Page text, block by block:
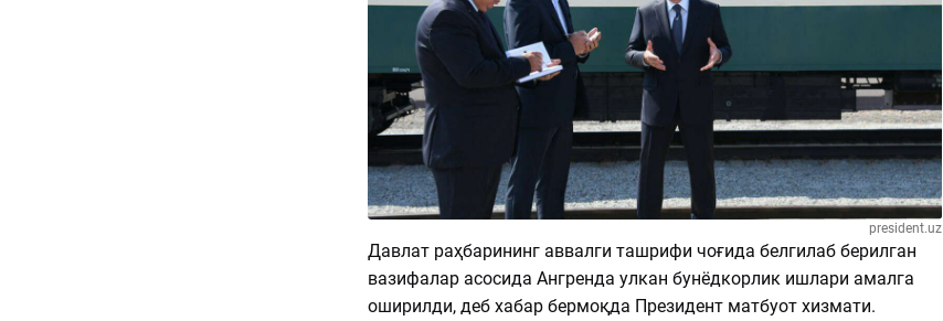
president.uz
Давлат раҳбарининг аввалги ташрифи чоғида белгилаб берилган
вазифалар асосида Ангренда улкан бунёдкорлик ишлари амалга
оширилди, деб хабар бермоқда Президент матбуот хизмати.